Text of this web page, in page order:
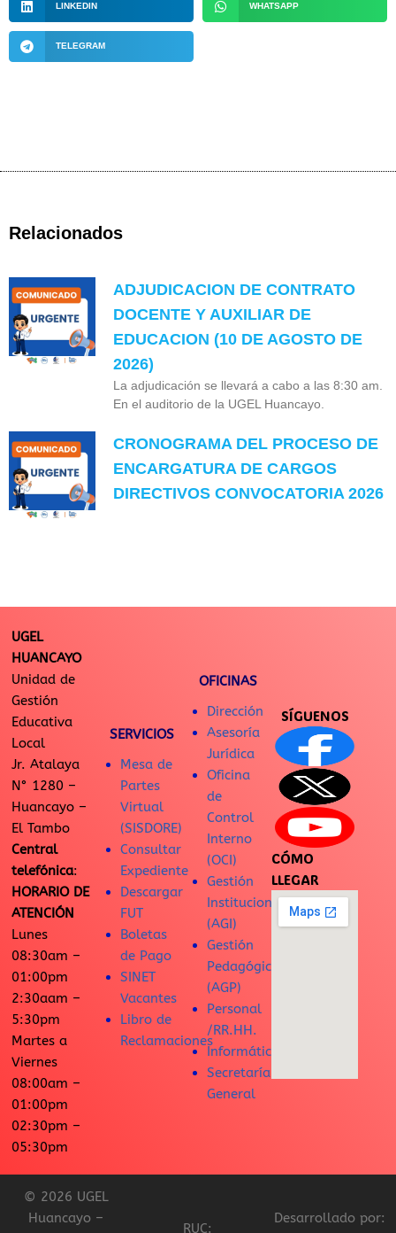
LINKEDIN WHATSAPP
TELEGRAM
Relacionados
ADJUDICACION DE CONTRATO
DOCENTE Y AUXILIAR DE
EDUCACION (10 DE AGOSTO DE
2026)
La adjudicación se llevará a cabo a las 8:30 am.
En el auditorio de la UGEL Huancayo.
CRONOGRAMA DEL PROCESO DE
ENCARGATURA DE CARGOS
DIRECTIVOS CONVOCATORIA 2026
UGEL
HUANCAYO
Unidad de
Gestión
Educativa
Local
Jr. Atalaya
N° 1280 –
Huancayo –
El Tambo
Central
telefónica:
HORARIO DE
ATENCIÓN
Lunes
08:30am –
01:00pm
2:30aam –
5:30pm
Martes a
Viernes
08:00am –
01:00pm
02:30pm –
05:30pm
SERVICIOS
Mesa de
Partes
Virtual
(SISDORE)
Consultar
Expediente
Descargar
FUT
Boletas
de Pago
SINET
Vacantes
Libro de
Reclamaciones
OFICINAS
Dirección
Asesoría
Jurídica
Oficina
de
Control
Interno
(OCI)
Gestión
Institucional
(AGI)
Gestión
Pedagógica
(AGP)
Personal
/RR.HH.
Informática
Secretaría
General
SÍGUENOS
CÓMO
LLEGAR
© 2026 UGEL
Huancayo –
RUC:
Desarrollado por: